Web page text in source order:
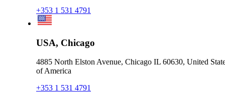
+353 1 531 4791
USA, Chicago
4885 North Elston Avenue, Chicago IL 60630, United
of America
+353 1 531 4791